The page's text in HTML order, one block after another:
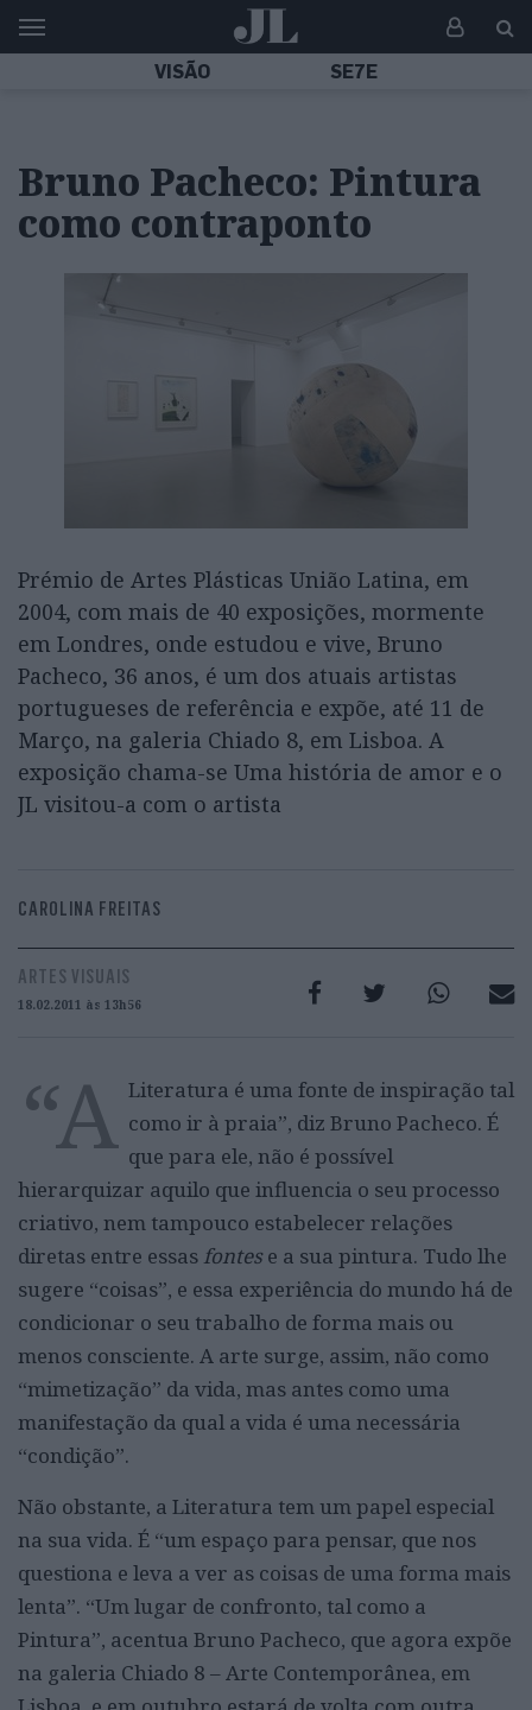
VISÃO SE7E
Bruno Pacheco: Pintura
como contraponto
Prémio de Artes Plásticas União Latina, em
2004, com mais de 40 exposições, mormente
em Londres, onde estudou e vive, Bruno
Pacheco, 36 anos, é um dos atuais artistas
portugueses de referência e expõe, até 11 de
Março, na galeria Chiado 8, em Lisboa. A
exposição chama-se Uma história de amor e o
JL visitou-a com o artista
CAROLINA FREITAS
ARTES VISUAIS
18.02.2011 às 13h56
“A Literatura é uma fonte de inspiração tal
como ir à praia”, diz Bruno Pacheco. É
que para ele, não é possível
hierarquizar aquilo que influencia o seu processo
criativo, nem tampouco estabelecer relações
diretas entre essas fontes e a sua pintura. Tudo lhe
sugere “coisas”, e essa experiência do mundo há de
condicionar o seu trabalho de forma mais ou
menos consciente. A arte surge, assim, não como
“mimetização” da vida, mas antes como uma
manifestação da qual a vida é uma necessária
“condição”.
Não obstante, a Literatura tem um papel especial
na sua vida. É “um espaço para pensar, que nos
questiona e leva a ver as coisas de uma forma mais
lenta”. “Um lugar de confronto, tal como a
Pintura”, acentua Bruno Pacheco, que agora expõe
na galeria Chiado 8 – Arte Contemporânea, em